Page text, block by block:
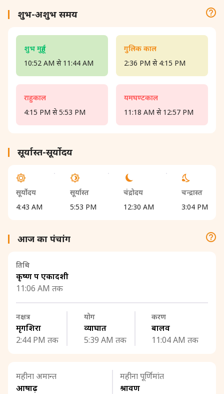
शुभ-अशुभ समय
शुभ मुहूर्त
10:52 AM से 11:44 AM
राहुकाल
4:15 PM से 5:53 PM
गुलिक काल
2:36 PM से 4:15 PM
यमघण्टकाल
11:18 AM से 12:57 PM
सूर्यास्त-सूर्योदय
सूर्योदय
4:43 AM
सूर्यास्त
5:53 PM
चंद्रोदय
12:30 AM
चन्द्रास्त
3:04 PM
आज का पंचांग
तिथि
कृष्ण पक्ष एकादशी
11:06 AM तक
नक्षत्र
मृगशिरा
2:44 PM तक
योग
व्याघात
5:39 AM तक
करण
बालव
11:04 AM तक
महीना अमान्त
आषाढ़
महीना पूर्णिमांत
श्रावण